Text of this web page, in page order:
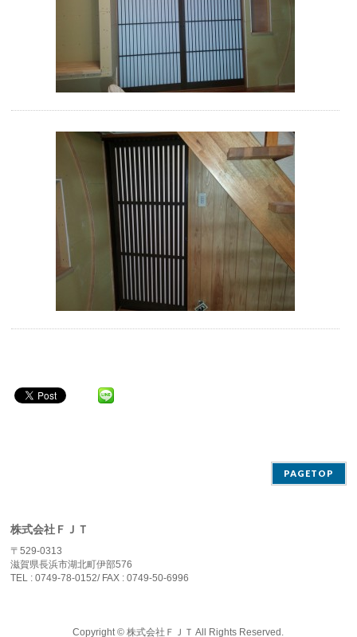
PAGETOP
株式会社ＦＪＴ
〒529-0313
滋賀県長浜市湖北町伊部576
TEL : 0749-78-0152/ FAX : 0749-50-6996
Copyright ©株式会社ＦＪＴ All Rights Reserved.